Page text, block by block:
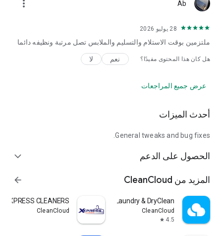
Ab
more_vert
28 يوليو 2026
ملتزمين بوقت الاستلام والتسليم والملابس تصل مرتبة ونظيفه دائما
هل كان هذا المحتوى مفيدًا؟ نعم لا
عرض جميع المراجعات
أحدث الميزات
General tweaks and bug fixes.
الحصول على الدعم expand_more
المزيد من CleanCloud arrow_forward
CleanCloud: Laundry & DryClean
CleanCloud
4.5
star
XXPRESS CLEANERS
CleanCloud